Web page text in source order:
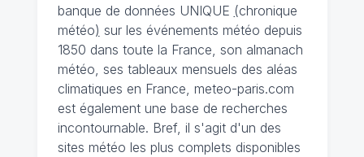
banque de données UNIQUE (chronique
météo) sur les événements météo depuis
1850 dans toute la France, son almanach
météo, ses tableaux mensuels des aléas
climatiques en France, meteo-paris.com
est également une base de recherches
incontournable. Bref, il s'agit d'un des
sites météo les plus complets disponibles